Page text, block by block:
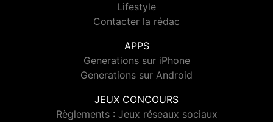
Lifestyle
Contacter la rédac
APPS
Generations sur iPhone
Generations sur Android
JEUX CONCOURS
Règlements : Jeux réseaux sociaux